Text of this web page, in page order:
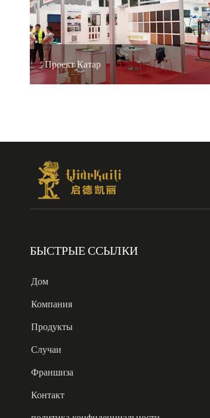
Проект Катар
БЫСТРЫЕ ССЫЛКИ
Дом
Компания
Продукты
Случаи
Франшиза
Контакт